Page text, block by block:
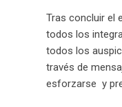
Tras concluir el
todos los
todos los
través de
esforzarse y